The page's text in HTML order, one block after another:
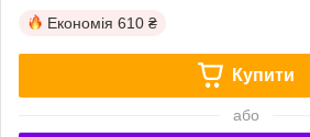
Економія 610 ₴
Купити
або